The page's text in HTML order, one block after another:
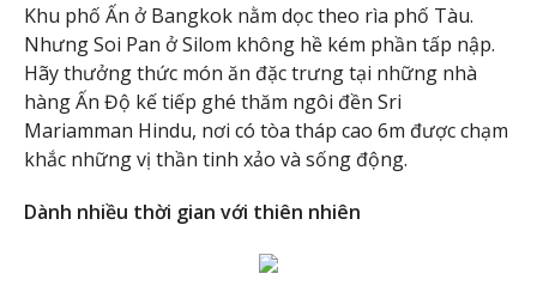
Khu phố Ấn ở Bangkok nằm dọc theo rìa phố Tàu.
Nhưng Soi Pan ở Silom không hề kém phần tấp nập.
Hãy thưởng thức món ăn đặc trưng tại những nhà
hàng Ấn Độ kế tiếp ghé thăm ngôi đền Sri
Mariamman Hindu, nơi có tòa tháp cao 6m được chạm
khắc những vị thần tinh xảo và sống động.
Dành nhiều thời gian với thiên nhiên